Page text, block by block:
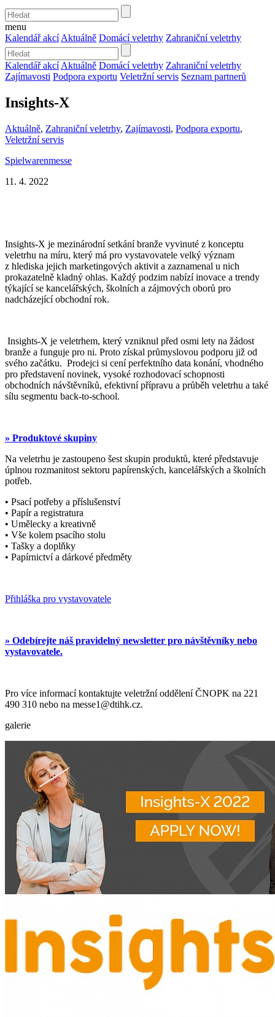
menu
Kalendář akcí Aktuálně Domácí veletrhy Zahraniční veletrhy
Kalendář akcí Aktuálně Domácí veletrhy Zahraniční veletrhy
Zajímavosti Podpora exportu Veletržní servis Seznam partnerů
Insights-X
Aktuálně, Zahraniční veletrhy, Zajímavosti, Podpora exportu,
Veletržní servis
Spielwarenmesse
11. 4. 2022
Insights-X je mezinárodní setkání branže vyvinuté z konceptu
veletrhu na míru, který má pro vystavovatele velký význam
z hlediska jejich marketingových aktivit a zaznamenal u nich
prokazatelně kladný ohlas. Každý podzim nabízí inovace a trendy
týkající se kancelářských, školních a zájmových oborů pro
nadcházející obchodní rok.
Insights-X je veletrhem, který vzniknul před osmi lety na žádost
branže a funguje pro ni. Proto získal průmyslovou podporu již od
svého začátku. Prodejci si cení perfektního data konání, vhodného
pro představení novinek, vysoké rozhodovací schopnosti
obchodních návštěvníků, efektivní přípravu a průběh veletrhu a také
sílu segmentu back-to-school.
» Produktové skupiny
Na veletrhu je zastoupeno šest skupin produktů, které představuje
úplnou rozmanitost sektoru papírenských, kancelářských a školních
potřeb.
• Psací potřeby a příslušenství
• Papír a registratura
• Umělecky a kreativně
• Vše kolem psacího stolu
• Tašky a doplňky
• Papírnictví a dárkové předměty
Přihláška pro vystavovatele
» Odebírejte náš pravidelný newsletter pro návštěvníky nebo
vystavovatele.
Pro více informací kontaktujte veletržní oddělení ČNOPK na 221
490 310 nebo na messe1@dtihk.cz.
galerie